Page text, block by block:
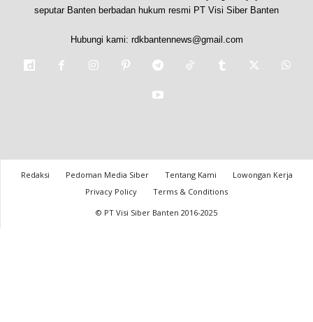
seputar Banten berbadan hukum resmi PT Visi Siber Banten
Hubungi kami: rdkbantennews@gmail.com
Redaksi Pedoman Media Siber Tentang Kami
Lowongan Kerja
Privacy Policy
Terms & Conditions
© PT Visi Siber Banten 2016-2025